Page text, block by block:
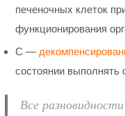
печеночных клеток
функционирования
С —
состоянии
Все